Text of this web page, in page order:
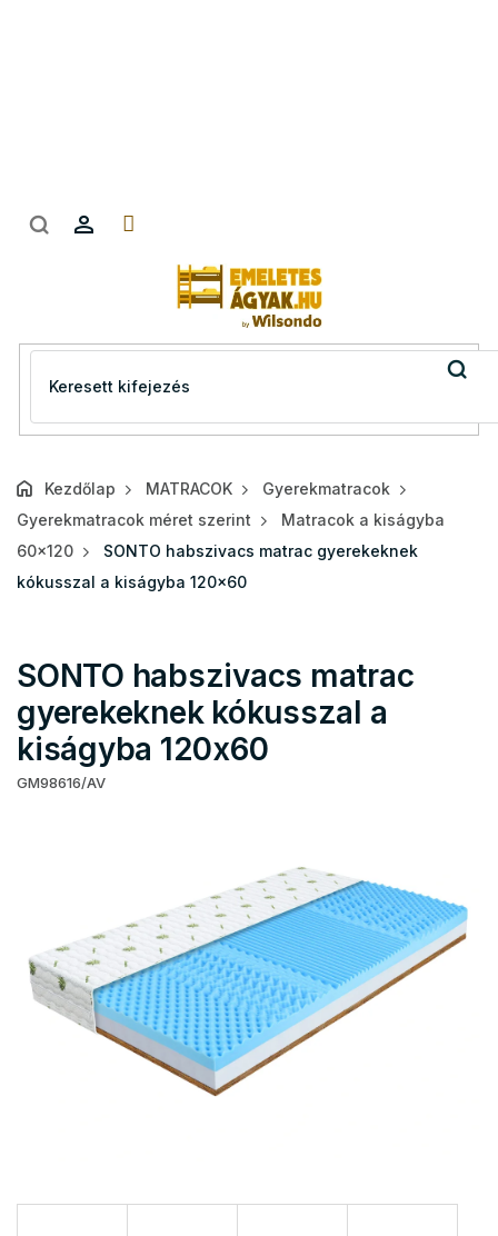
Kezdőlap MATRACOK
Gyerekmatracok
Gyerekmatracok méret szerint
Matracok a kiságyba
60x120
SONTO habszivacs matrac gyerekeknek
kókusszal a kiságyba 120x60
SONTO habszivacs matrac
gyerekeknek kókusszal a
kiságyba 120x60
GM98616/AV